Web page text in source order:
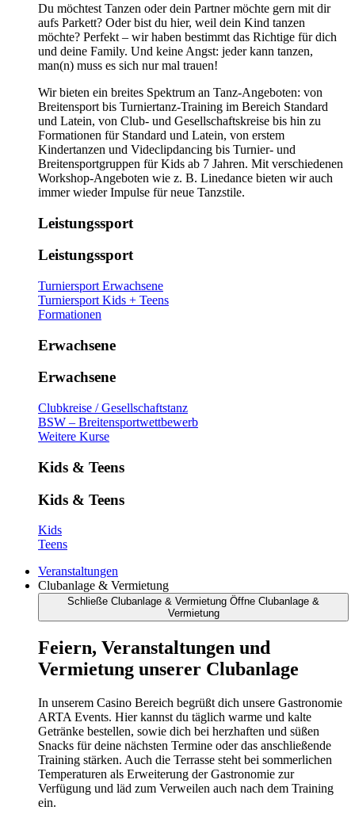
Du möchtest Tanzen oder dein Partner möchte gern mit dir
aufs Parkett? Oder bist du hier, weil dein Kind tanzen
möchte? Perfekt – wir haben bestimmt das Richtige für dich
und deine Family. Und keine Angst: jeder kann tanzen,
man(n) muss es sich nur mal trauen!
Wir bieten ein breites Spektrum an Tanz-Angeboten: von
Breitensport bis Turniertanz-Training im Bereich Standard
und Latein, von Club- und Gesellschaftskreise bis hin zu
Formationen für Standard und Latein, von erstem
Kindertanzen und Videclipdancing bis Turnier- und
Breitensportgruppen für Kids ab 7 Jahren. Mit verschiedenen
Workshop-Angeboten wie z. B. Linedance bieten wir auch
immer wieder Impulse für neue Tanzstile.
Leistungssport
Leistungssport
Turniersport Erwachsene
Turniersport Kids + Teens
Formationen
Erwachsene
Erwachsene
Clubkreise / Gesellschaftstanz
BSW – Breitensportwettbewerb
Weitere Kurse
Kids & Teens
Kids & Teens
Kids
Teens
Veranstaltungen
Clubanlage & Vermietung
Schließe Clubanlage & Vermietung Öffne Clubanlage &
Vermietung
Feiern, Veranstaltungen und
Vermietung unserer Clubanlage
In unserem Casino Bereich begrüßt dich unsere Gastronomie
ARTA Events. Hier kannst du täglich warme und kalte
Getränke bestellen, sowie dich bei herzhaften und süßen
Snacks für deine nächsten Termine oder das anschließende
Training stärken. Auch die Terrasse steht bei sommerlichen
Temperaturen als Erweiterung der Gastronomie zur
Verfügung und läd zum Verweilen auch nach dem Training
ein.